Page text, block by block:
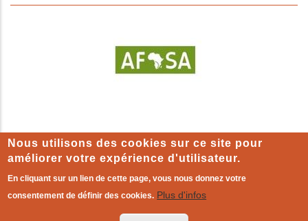
Nous utilisons des cookies sur ce site pour
améliorer votre expérience d'utilisateur.
En cliquant sur un lien de cette page, vous nous donnez votre
consentement de définir des cookies. Plus d'infos